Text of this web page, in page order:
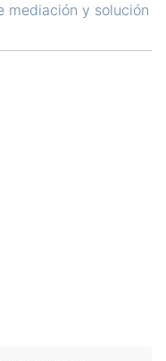
mediación y solución